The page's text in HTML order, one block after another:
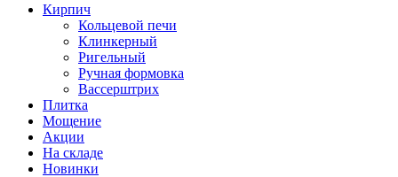
Кирпич
Кольцевой печи
Клинкерный
Ригельный
Ручная формовка
Вассерштрих
Плитка
Мощение
Акции
На складе
Новинки